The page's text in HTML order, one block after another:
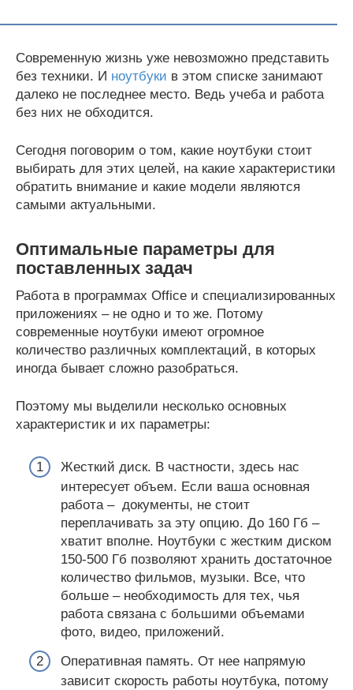
Современную жизнь уже невозможно представить
без техники. И ноутбуки в этом списке занимают
далеко не последнее место. Ведь учеба и работа
без них не обходится.
Сегодня поговорим о том, какие ноутбуки стоит
выбирать для этих целей, на какие характеристики
обратить внимание и какие модели являются
самыми актуальными.
Оптимальные параметры для
поставленных задач
Работа в программах Office и специализированных
приложениях – не одно и то же. Потому
современные ноутбуки имеют огромное
количество различных комплектаций, в которых
иногда бывает сложно разобраться.
Поэтому мы выделили несколько основных
характеристик и их параметры:
Жесткий диск. В частности, здесь нас
интересует объем. Если ваша основная
работа – документы, не стоит
переплачивать за эту опцию. До 160 Гб –
хватит вполне. Ноутбуки с жестким диском
150-500 Гб позволяют хранить достаточное
количество фильмов, музыки. Все, что
больше – необходимость для тех, чья
работа связана с большими объемами
фото, видео, приложений.
Оперативная память. От нее напрямую
зависит скорость работы ноутбука, потому